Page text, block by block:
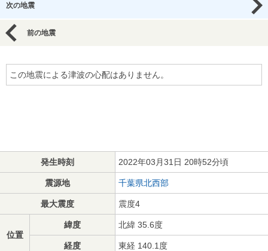
次の地震
前の地震
この地震による津波の心配はありません。
発生時刻 2022年03月31日 20時52分頃
震源地 千葉県北西部
最大震度 震度4
位置
緯度 北緯 35.6度
経度 東経 140.1度